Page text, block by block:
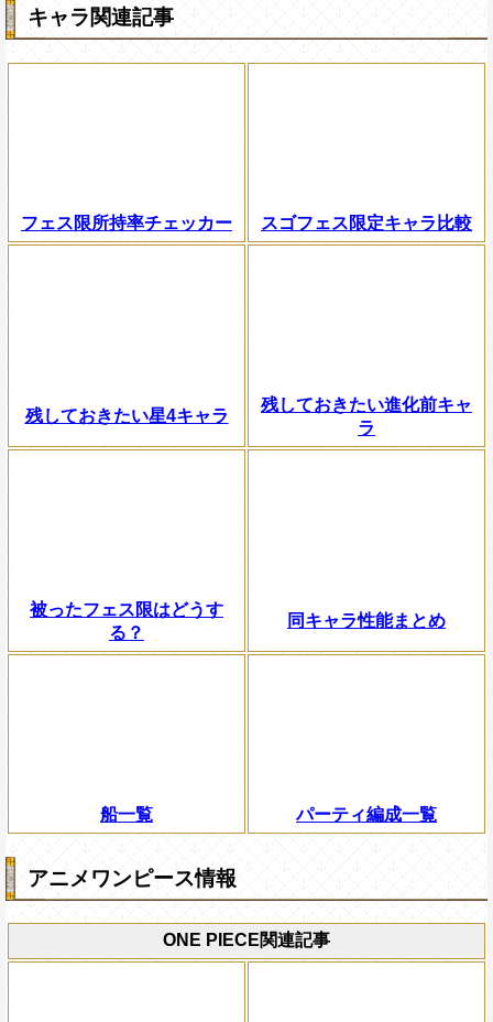
キャラ関連記事
フェス限所持率チェッカー スゴフェス限定キャラ比較
残しておきたい星4キャラ
残しておきたい進化前キャ
ラ
被ったフェス限はどうす
る？
同キャラ性能まとめ
船一覧 パーティ編成一覧
アニメワンピース情報
ONE PIECE関連記事